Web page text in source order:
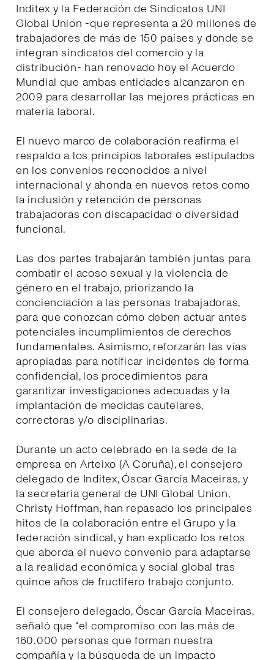
Inditex y la Federación de Sindicatos UNI
Global Union -que representa a 20 millones de
trabajadores de más de 150 países y donde se
integran sindicatos del comercio y la
distribución- han renovado hoy el Acuerdo
Mundial que ambas entidades alcanzaron en
2009 para desarrollar las mejores prácticas en
materia laboral.
El nuevo marco de colaboración reafirma el
respaldo a los principios laborales estipulados
en los convenios reconocidos a nivel
internacional y ahonda en nuevos retos como
la inclusión y retención de personas
trabajadoras con discapacidad o diversidad
funcional.
Las dos partes trabajarán también juntas para
combatir el acoso sexual y la violencia de
género en el trabajo, priorizando la
concienciación a las personas trabajadoras,
para que conozcan cómo deben actuar antes
potenciales incumplimientos de derechos
fundamentales. Asimismo, reforzarán las vías
apropiadas para notificar incidentes de forma
confidencial, los procedimientos para
garantizar investigaciones adecuadas y la
implantación de medidas cautelares,
correctoras y/o disciplinarias.
Durante un acto celebrado en la sede de la
empresa en Arteixo (A Coruña), el consejero
delegado de Inditex, Óscar García Maceiras, y
la secretaria general de UNI Global Union,
Christy Hoffman, han repasado los principales
hitos de la colaboración entre el Grupo y la
federación sindical, y han explicado los retos
que aborda el nuevo convenio para adaptarse
a la realidad económica y social global tras
quince años de fructífero trabajo conjunto.
El consejero delegado, Óscar García Maceiras,
señaló que “el compromiso con las más de
160.000 personas que forman nuestra
compañía y la búsqueda de un impacto